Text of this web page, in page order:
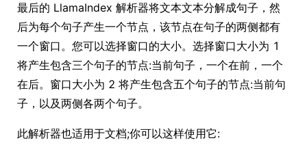
最后的 LlamaIndex 解析器将文本文本分解成句子，然
后为每个句子产生一个节点，该节点在句子的两侧都有
一个窗口。您可以选择窗口的大小。选择窗口大小为 1
将产生包含三个句子的节点:当前句子，一个在前，一个
在后。窗口大小为 2 将产生包含五个句子的节点:当前句
子，以及两侧各两个句子。
此解析器也适用于文档;你可以这样使用它: